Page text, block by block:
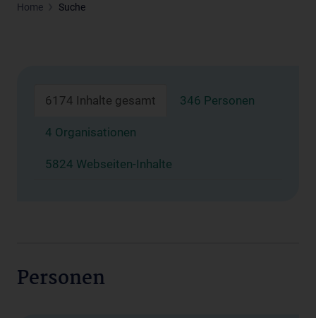
Home Suche
6174 Inhalte gesamt 346 Personen
4 Organisationen
5824 Webseiten-Inhalte
Personen